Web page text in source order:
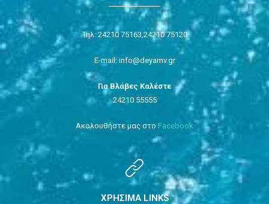
Τηλ: 24210 75163, 24210 75120
E-mail: info@deyamv.gr
Για Βλάβες Καλέστε
24210 55555
Ακολουθήστε μας στο Facebook
ΧΡΗΣΙΜΑ LINKS